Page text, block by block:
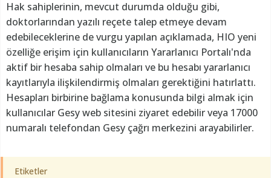
Hak sahiplerinin, mevcut durumda olduğu gibi,
doktorlarından yazılı reçete talep etmeye devam
edebileceklerine de vurgu yapılan açıklamada, HIO yeni
özelliğe erişim için kullanıcıların Yararlanıcı Portalı'nda
aktif bir hesaba sahip olmaları ve bu hesabı yararlanıcı
kayıtlarıyla ilişkilendirmiş olmaları gerektiğini hatırlattı.
Hesapları birbirine bağlama konusunda bilgi almak için
kullanıcılar Gesy web sitesini ziyaret edebilir veya 17000
numaralı telefondan Gesy çağrı merkezini arayabilirler.
Etiketler